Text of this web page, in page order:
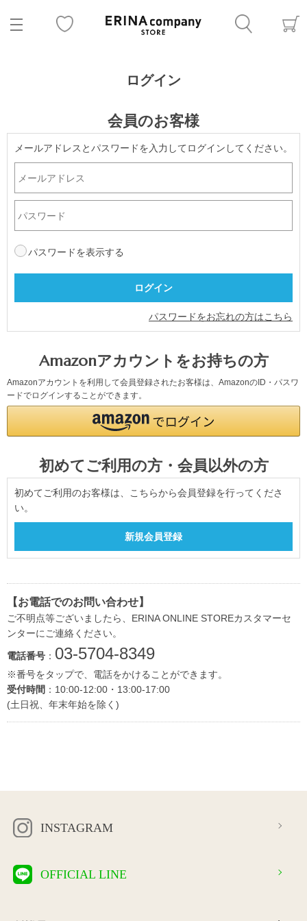
ログイン
会員のお客様
メールアドレスとパスワードを入力してログインしてください。
パスワードを表示する
パスワードをお忘れの方はこちら
Amazonアカウントをお持ちの方
Amazonアカウントを利用して会員登録されたお客様は、AmazonのID・パスワ
ードでログインすることができます。
初めてご利用の方・会員以外の方
初めてご利用のお客様は、こちらから会員登録を行ってくださ
い。
【お電話でのお問い合わせ】
ご不明点等ございましたら、ERINA ONLINE STOREカスタマーセ
ンターにご連絡ください。
電話番号 ： 03-5704-8349
※番号をタップで、電話をかけることができます。
受付時間 ：10:00-12:00・13:00-17:00
(土日祝、年末年始を除く)
INSTAGRAM
OFFICIAL LINE